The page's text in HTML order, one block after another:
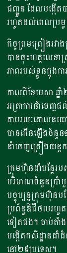
ជញ្ជូន ដែល​បង្កើត
រហូតដល់ពេលប្រមូ
កិច្ច​ព្រម​ព្រៀង​រវ
បានចុះហត្ថលេខ
ភាពរបស់ខ្លួនក្នុងក
កាលពីខែមេសា ឆ្ន
អត្រាការនាំចេញ
តាមរយៈគោលនយោ
បានកើនឡើងចំនួ
នាំចេញគ្រឿងយន្
ក្រុមហ៊ុនដាំបន្លែរបស់
បរិមាណចំនួនប្រាំ
បច្ចុប្បន្នក្រុមហ៊ុន
ប្រព័ន្ធឌីជីថលរហូត
ទៀតផង។ ចាប់តាំង
បង្កើតកសិដ្ឋានដ
នៅ២៩ប្រទេស។